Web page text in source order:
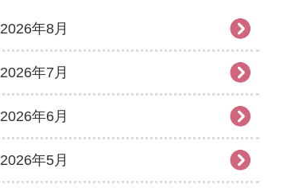
2026年8月
2026年7月
2026年6月
2026年5月